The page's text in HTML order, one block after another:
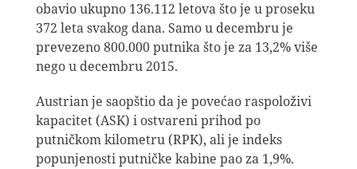
obavio ukupno 136.112 letova što je u proseku
372 leta svakog dana. Samo u decembru je
prevezeno 800.000 putnika što je za 13,2% više
nego u decembru 2015.
Austrian je saopštio da je povećao raspoloživi
kapacitet (ASK) i ostvareni prihod po
putničkom kilometru (RPK), ali je indeks
popunjenosti putničke kabine pao za 1,9%.